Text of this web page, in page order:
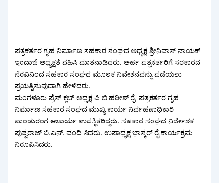
ಪತ್ರಕರ್ತರ ಗೃಹ ನಿರ್ಮಾಣ ಸಹಕಾರ ಸಂಘದ ಅಧ್ಯಕ್ಷ ಶ್ರೀನಿವಾಸ್ ನಾಯಕ್
ಇಂದಾಜೆ ಅಧ್ಯಕ್ಷತೆ ವಹಿಸಿ ಮಾತನಾಡಿದರು. ಅರ್ಹ ಪತ್ರಕರ್ತರಿಗೆ ಸರಕಾರದ
ನೆರವಿನಿಂದ ಸಹಕಾರ ಸಂಘದ ಮೂಲಕ ನಿವೇಶನವನ್ನು ಪಡೆಯಲು
ಪ್ರಯತ್ನಿಸುವುದಾಗಿ ಹೇಳಿದರು.
ಮಂಗಳೂರು ಪ್ರೆಸ್ ಕ್ಲಬ್ ಅಧ್ಯಕ್ಷ ಪಿ ಬಿ ಹರೀಶ್ ರೈ, ಪತ್ರಕರ್ತರ ಗೃಹ
ನಿರ್ಮಾಣ ಸಹಕಾರ ಸಂಘದ ಮುಖ್ಯ ಕಾರ್ಯ ನಿರ್ವಹಣಾಧಿಕಾರಿ
ಪಾಂಡುರಂಗ ಆಚಾರ್ಯ ಉಪಸ್ಥಿತರಿದ್ದರು. ಸಹಕಾರ ಸಂಘದ ನಿರ್ದೇಶಕ
ಪುಷ್ಪರಾಜ್ ಬಿ.ಎನ್. ವಂದಿ ಸಿದರು. ಉಪಾಧ್ಯಕ್ಷ ಭಾಸ್ಕರ್ ರೈ ಕಾರ್ಯಕ್ರಮ
ನಿರೂಪಿಸಿದರು.